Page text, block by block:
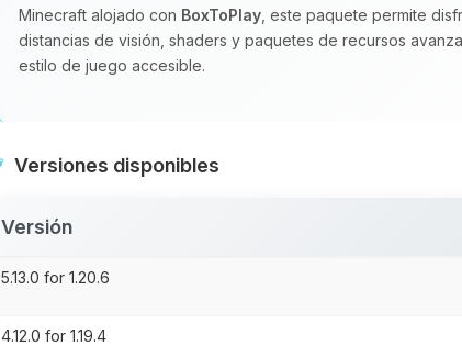
Minecraft alojado con BoxToPlay , este paquete permite
distancias de visión, shaders y paquetes de recursos
estilo de juego accesible.
Versiones disponibles
Versión
5.13.0 for 1.20.6
4.12.0 for 1.19.4